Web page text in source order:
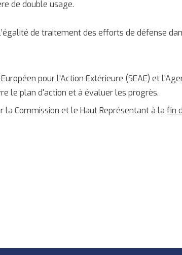
de double usage.
de traitement des efforts de défense
pour l'Action Extérieure (SEAE) et
le plan d'action et à évaluer les progrès.
la Commission et le Haut Représentant à lafin